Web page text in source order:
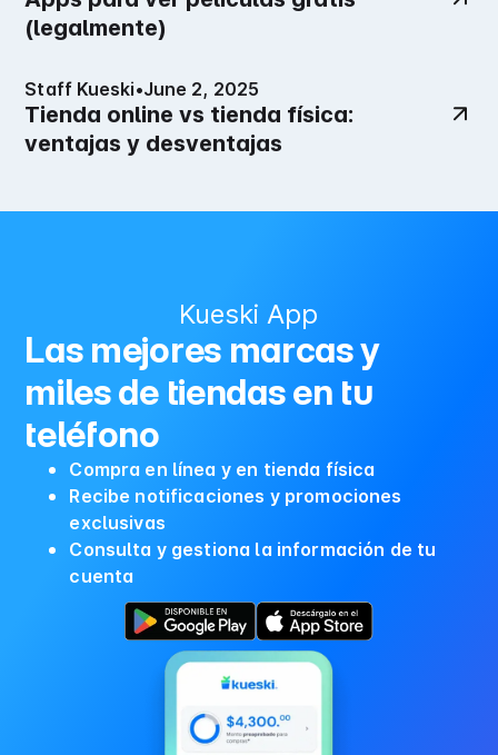
(legalmente)
Staff Kueski•June 2, 2025
Tienda online vs tienda física:
ventajas y desventajas
Kueski App
Las mejores marcas y
miles de tiendas en tu
teléfono
Compra en línea y en tienda física
Recibe notificaciones y promociones
exclusivas
Consulta y gestiona la información de tu
cuenta